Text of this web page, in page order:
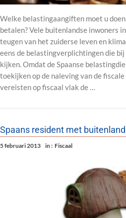
Welke belastingaangiften moet u
betalen? Vele buitenlandse inwoners
teugen van het zuiderse leven en
eens de belastingverplichtingen die
kijken. Omdat de Spaanse
toekijken op de naleving van de
vereisten op fiscaal vlak de …
Spaans resident met
5 februari 2013 in : Fiscaal